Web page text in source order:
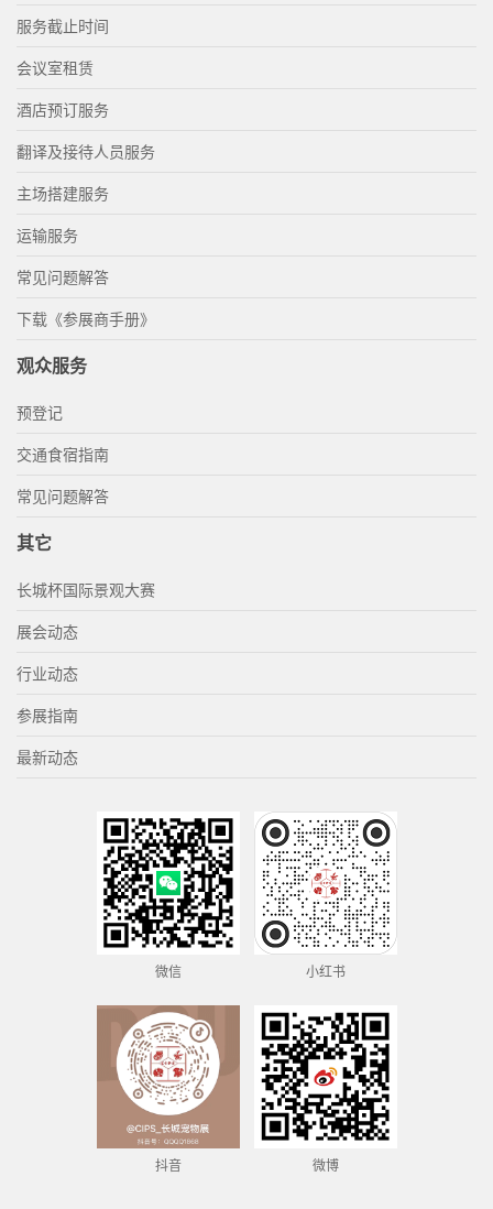
服务截止时间
会议室租赁
酒店预订服务
翻译及接待人员服务
主场搭建服务
运输服务
常见问题解答
下载《参展商手册》
观众服务
预登记
交通食宿指南
常见问题解答
其它
长城杯国际景观大赛
展会动态
行业动态
参展指南
最新动态
微信 小红书
抖音 微博